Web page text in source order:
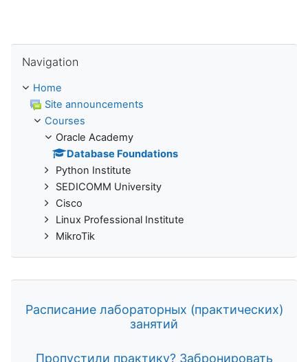
Navigation
Home
Site announcements
Courses
Oracle Academy
Database Foundations
Python Institute
SEDICOMM University
Cisco
Linux Professional Institute
MikroTik
Расписание лабораторных (практических)
занятий
Пропустили практику? Забронировать